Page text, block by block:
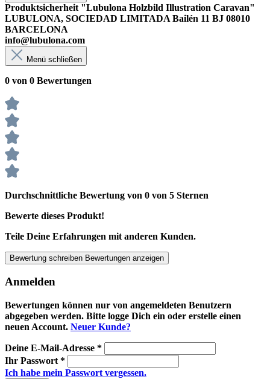
Produktsicherheit "Lubulona Holzbild Illustration Caravan"
LUBULONA, SOCIEDAD LIMITADA Bailén 11 BJ 08010
BARCELONA
info@lubulona.com
Menü schließen
0 von 0 Bewertungen
Durchschnittliche Bewertung von 0 von 5 Sternen
Bewerte dieses Produkt!
Teile Deine Erfahrungen mit anderen Kunden.
Bewertung schreiben Bewertungen anzeigen
Anmelden
Bewertungen können nur von angemeldeten Benutzern
abgegeben werden. Bitte logge Dich ein oder erstelle einen
neuen Account. Neuer Kunde?
Deine E-Mail-Adresse *
Ihr Passwort *
Ich habe mein Passwort vergessen.